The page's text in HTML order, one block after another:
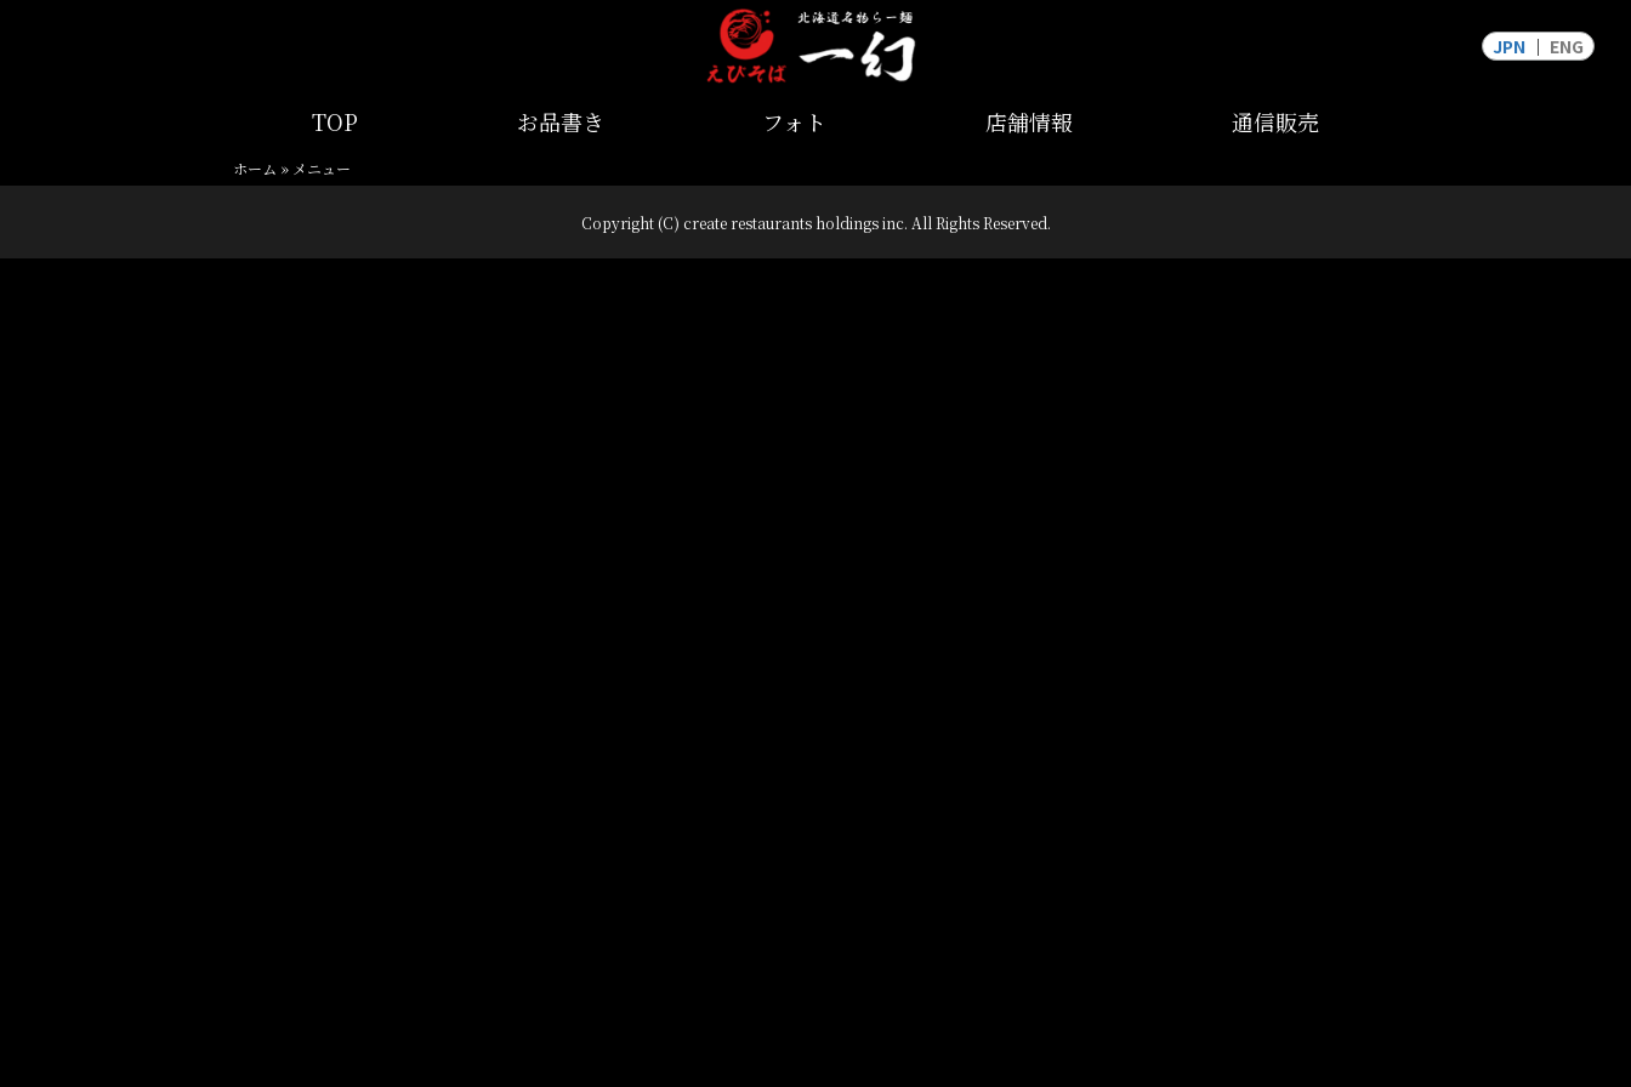
TOP お品書き フォト 店舗情報 通信販売
JPN ENG
ホーム » メニュー
Copyright (C) create restaurants holdings inc. All Rights Reserved.